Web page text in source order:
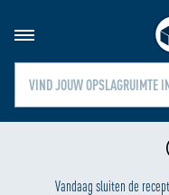
Schakel
Vandaag sluiten de